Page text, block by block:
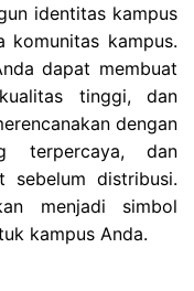
identitas kampus
komunitas kampus.
dapat membuat
tinggi, dan
dengan
terpercaya, dan
sebelum distribusi.
menjadi simbol
kampus Anda.